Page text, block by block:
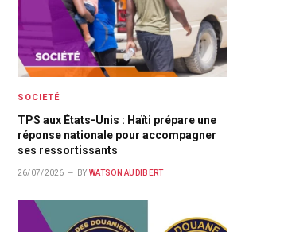
SOCIETÉ
TPS aux États-Unis : Haïti prépare une
réponse nationale pour accompagner
ses ressortissants
26/07/2026 BY WATSON AUDIBERT